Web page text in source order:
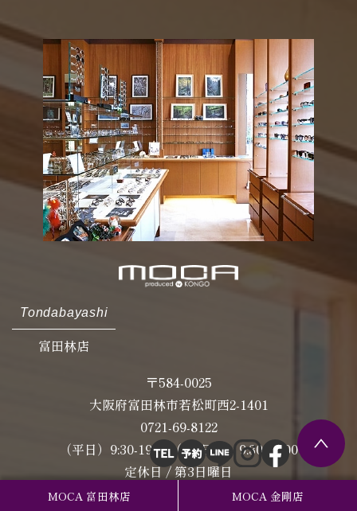
MOCA 富田林店 MOCA 金剛店
Tondabayashi
富田林店
〒584-0025
大阪府富田林市若松町西2-1401
0721-69-8122
（平日）9:30-19:00（土･日曜）9:30-18:00
定休日 / 第3日曜日